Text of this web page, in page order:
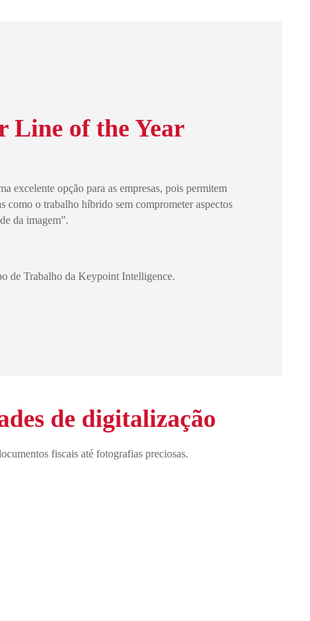
Line of the Year
excelente opção para as empresas, pois permitem
como o trabalho híbrido sem comprometer aspectos
da imagem”.
de Trabalho da Keypoint Intelligence.
de digitalização
fiscais até fotografias preciosas.